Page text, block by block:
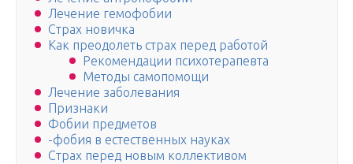
Лечение гемофобии
Страх новичка
Как преодолеть страх перед работой
Рекомендации психотерапевта
Методы самопомощи
Лечение заболевания
Признаки
Фобии предметов
-фобия в естественных науках
Страх перед новым коллективом